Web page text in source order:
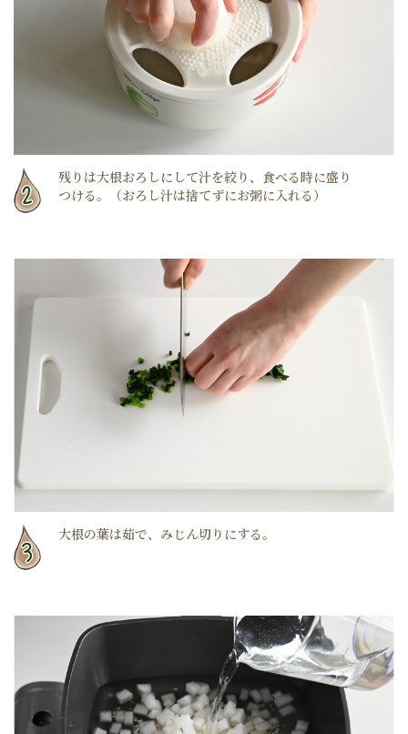
残りは大根おろしにして汁を絞り、食べる時に盛り
つける。（おろし汁は捨てずにお粥に入れる）
大根の葉は茹で、みじん切りにする。